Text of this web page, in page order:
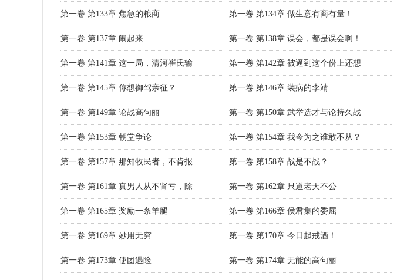
第一卷 第133章 焦急的粮商 第一卷 第134章 做生意有商有量！
第一卷 第137章 闹起来 第一卷 第138章 误会，都是误会啊！
第一卷 第141章 这一局，清河崔氏输 第一卷 第142章 被逼到这个份上还想
第一卷 第145章 你想御驾亲征？ 第一卷 第146章 装病的李靖
第一卷 第149章 论战高句丽 第一卷 第150章 武举选才与论持久战
第一卷 第153章 朝堂争论 第一卷 第154章 我今为之谁敢不从？
第一卷 第157章 那知牧民者，不肯报 第一卷 第158章 战是不战？
第一卷 第161章 真男人从不肾亏，除 第一卷 第162章 只道老天不公
第一卷 第165章 奖励一条羊腿 第一卷 第166章 侯君集的委屈
第一卷 第169章 妙用无穷 第一卷 第170章 今日起戒酒！
第一卷 第173章 使团遇险 第一卷 第174章 无能的高句丽